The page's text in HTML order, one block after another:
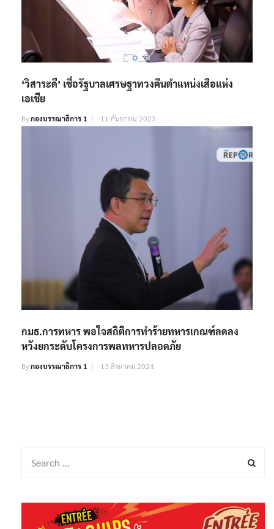
‘วิสาระดี’ เชื่อรัฐบาลเศรษฐาทวงคืนตำแหน่งเสือแห่ง
เอเชีย
Byกองบรรณาธิการ 1 11 กันยายน 2023
กมธ.การทหาร พอใจสถิติการทำร้ายทหารเกณฑ์ลดลง
หวังยกระดับโครงการพลทหารปลอดภัย
Byกองบรรณาธิการ 1 13 สิงหาคม 2024